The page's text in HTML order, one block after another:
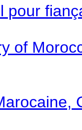
pour
of